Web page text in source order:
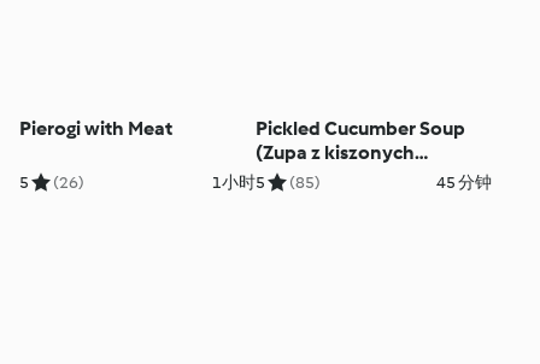
Pierogi with Meat
5 (26) 1小时
Pickled Cucumber Soup
(Zupa z kiszonych
ogórków)
5 (85) 45 分钟